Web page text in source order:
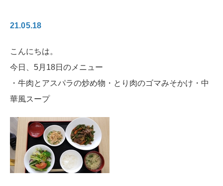
21.05.18
こんにちは。
今日、5月18日のメニュー
・牛肉とアスパラの炒め物・とり肉のゴマみそかけ・中
華風スープ